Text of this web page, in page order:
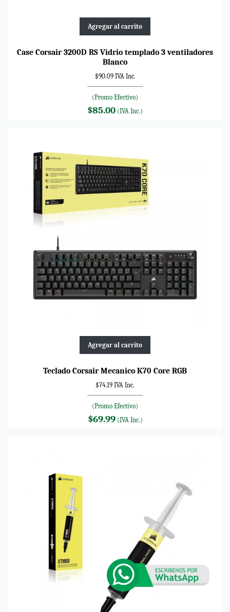
Agregar al carrito
Case Corsair 3200D RS Vidrio templado 3 ventiladores
Blanco
$90.09 IVA Inc.
---------------------------
(Promo Efectivo)
$85.00 (IVA Inc.)
Agregar al carrito
Teclado Corsair Mecanico K70 Core RGB
$74.19 IVA Inc.
---------------------------
(Promo Efectivo)
$69.99(IVA Inc.)